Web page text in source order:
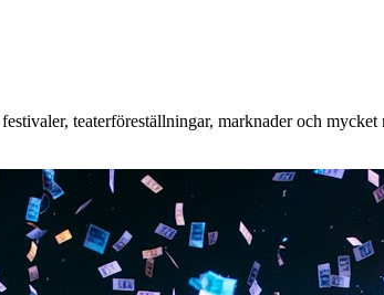
teaterföreställningar, marknader och